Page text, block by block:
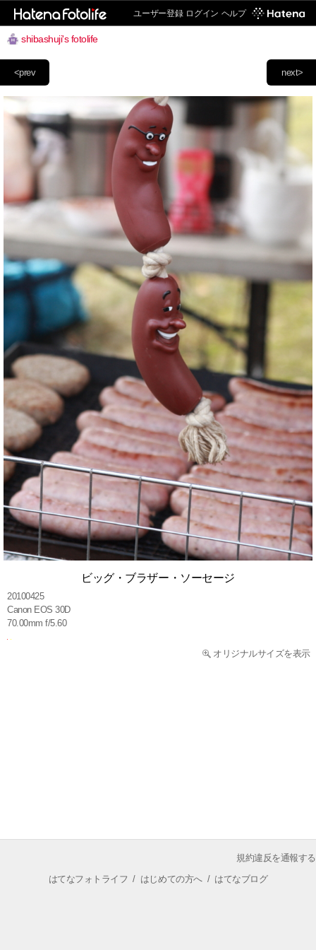
ユーザー登録 ログイン ヘルプ
shibashuji's fotolife
next>
<prev
ビッグ・ブラザー・ソーセージ
20100425
Canon EOS 30D
70.00mm f/5.60
オリジナルサイズを表示
規約違反を通報する
はてなフォトライフ / はじめての方へ/ はてなブログ